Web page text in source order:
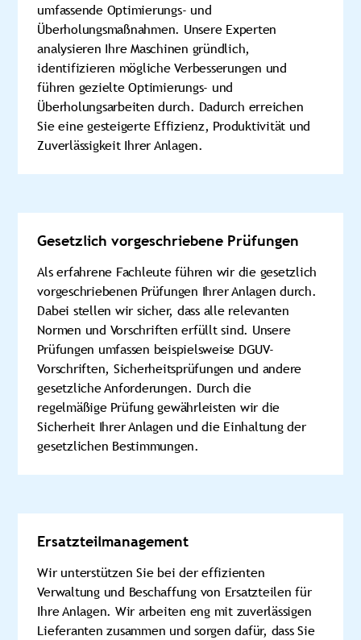
umfassende Optimierungs- und
Überholungsmaßnahmen. Unsere Experten
analysieren Ihre Maschinen gründlich,
identifizieren mögliche Verbesserungen und
führen gezielte Optimierungs- und
Überholungsarbeiten durch. Dadurch erreichen
Sie eine gesteigerte Effizienz, Produktivität und
Zuverlässigkeit Ihrer Anlagen.
Gesetzlich vorgeschriebene Prüfungen
Als erfahrene Fachleute führen wir die gesetzlich
vorgeschriebenen Prüfungen Ihrer Anlagen durch.
Dabei stellen wir sicher, dass alle relevanten
Normen und Vorschriften erfüllt sind. Unsere
Prüfungen umfassen beispielsweise DGUV-
Vorschriften, Sicherheitsprüfungen und andere
gesetzliche Anforderungen. Durch die
regelmäßige Prüfung gewährleisten wir die
Sicherheit Ihrer Anlagen und die Einhaltung der
gesetzlichen Bestimmungen.
Ersatzteilmanagement
Wir unterstützen Sie bei der effizienten
Verwaltung und Beschaffung von Ersatzteilen für
Ihre Anlagen. Wir arbeiten eng mit zuverlässigen
Lieferanten zusammen und sorgen dafür, dass Sie